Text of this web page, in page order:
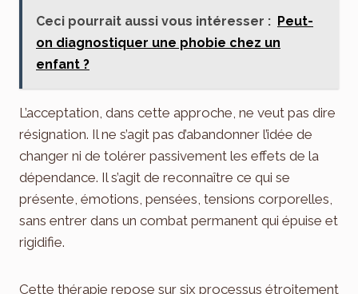
Ceci pourrait aussi vous intéresser : Peut-
on diagnostiquer une phobie chez un
enfant ?
L’acceptation, dans cette approche, ne veut pas dire
résignation. Il ne s’agit pas d’abandonner l’idée de
changer ni de tolérer passivement les effets de la
dépendance. Il s’agit de reconnaître ce qui se
présente, émotions, pensées, tensions corporelles,
sans entrer dans un combat permanent qui épuise et
rigidifie.
Cette thérapie repose sur six processus étroitement